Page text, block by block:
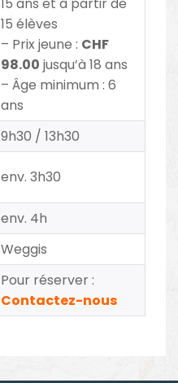
15 élèves
– Prix jeune : CHF
98.00 jusqu’à 18 ans
– Âge minimum : 6
ans
9h30 / 13h30
env. 3h30
env. 4h
Weggis
Pour réserver :
Contactez-nous